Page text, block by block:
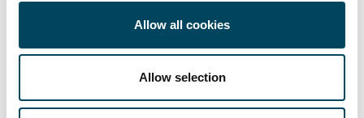
Allow all cookies
Allow selection
lägenheter samt renovering av befintligt
bestånd som bidragit till att höja områdets
Säljarens rådgivare i affären var Catella och